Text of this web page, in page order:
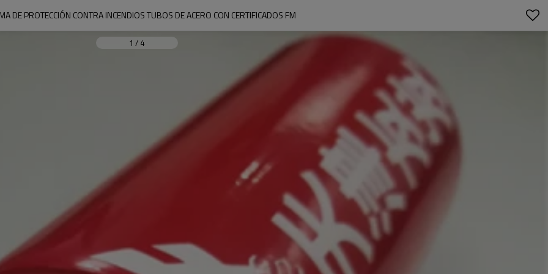
DE PROTECCIÓN CONTRA INCENDIOS TUBOS DE ACERO CON CERTIFICADOS FM
1 / 4